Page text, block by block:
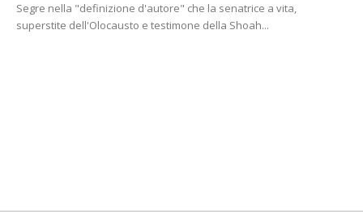
Segre nella "definizione d'autore" che la senatrice a vita,
superstite dell'Olocausto e testimone della Shoah...